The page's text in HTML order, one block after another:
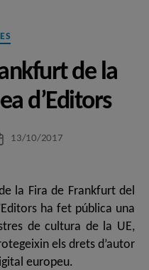
de la
d’Editors
13/10/2017
la Fira de Frankfurt del
ha fet pública una
de cultura de la UE,
els drets d’autor
europeu.